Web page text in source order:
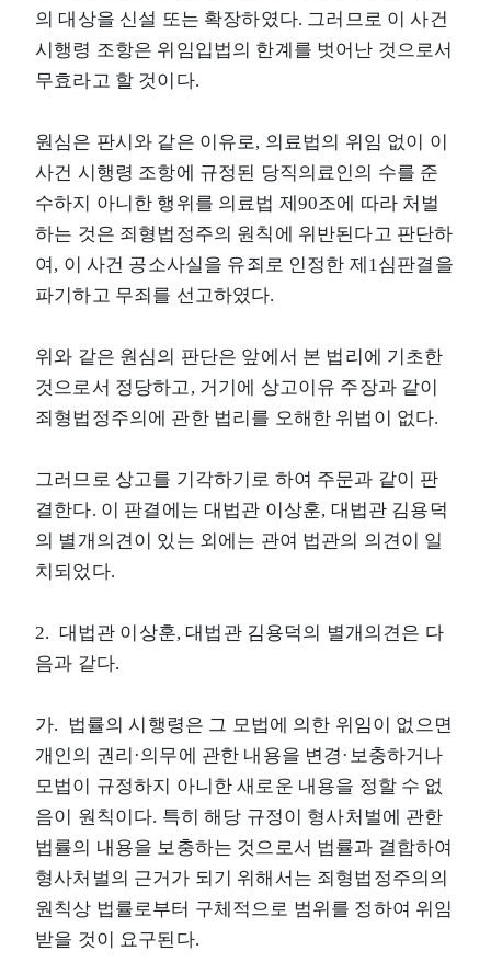
의 대상을 신설 또는 확장하였다. 그러므로 이 사건
시행령 조항은 위임입법의 한계를 벗어난 것으로서
무효라고 할 것이다.
원심은 판시와 같은 이유로, 의료법의 위임 없이 이
사건 시행령 조항에 규정된 당직의료인의 수를 준
수하지 아니한 행위를 의료법 제90조에 따라 처벌
하는 것은 죄형법정주의 원칙에 위반된다고 판단하
여, 이 사건 공소사실을 유죄로 인정한 제1심판결을
파기하고 무죄를 선고하였다.
위와 같은 원심의 판단은 앞에서 본 법리에 기초한
것으로서 정당하고, 거기에 상고이유 주장과 같이
죄형법정주의에 관한 법리를 오해한 위법이 없다.
그러므로 상고를 기각하기로 하여 주문과 같이 판
결한다. 이 판결에는 대법관 이상훈, 대법관 김용덕
의 별개의견이 있는 외에는 관여 법관의 의견이 일
치되었다.
2. 대법관 이상훈, 대법관 김용덕의 별개의견은 다
음과 같다.
가. 법률의 시행령은 그 모법에 의한 위임이 없으면
개인의 권리·의무에 관한 내용을 변경·보충하거나
모법이 규정하지 아니한 새로운 내용을 정할 수 없
음이 원칙이다. 특히 해당 규정이 형사처벌에 관한
법률의 내용을 보충하는 것으로서 법률과 결합하여
형사처벌의 근거가 되기 위해서는 죄형법정주의의
원칙상 법률로부터 구체적으로 범위를 정하여 위임
받을 것이 요구된다.